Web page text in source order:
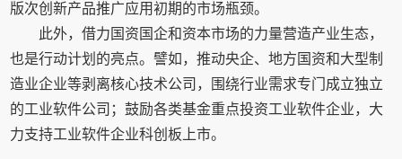
版次创新产品推广应用初期的市场瓶颈。
此外，借力国资国企和资本市场的力量营造产业生态，
也是行动计划的亮点。譬如，推动央企、地方国资和大型制
造业企业等剥离核心技术公司，围绕行业需求专门成立独立
的工业软件公司；鼓励各类基金重点投资工业软件企业，大
力支持工业软件企业科创板上市。